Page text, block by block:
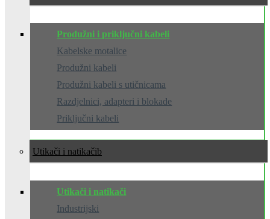
Produžni i priključni kabeli
Kabelske motalice
Produžni kabeli
Produžni kabeli s utičnicama
Razdjelnici, adapteri i blokade
Priključni kabeli
Utikači i natikači
Utikači i natikači
Industrijski